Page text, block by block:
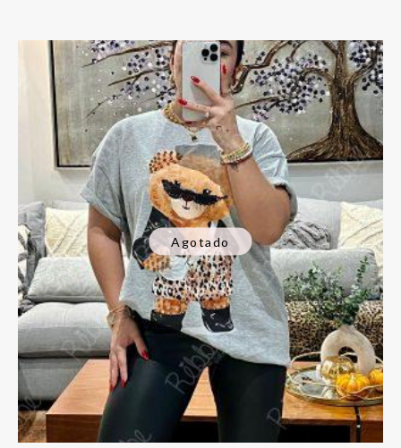
Agotado